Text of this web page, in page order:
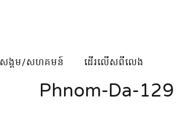
សង្គម/សហគមន៍ ដើរលើសពីលេង
Phnom-Da-129